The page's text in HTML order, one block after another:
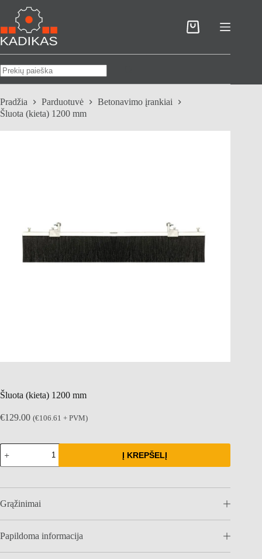
content
Pirkinių
results
Pradžia Parduotuvė
Betonavimo įrankiai
Šluota (kieta) 1200 mm
Šluota (kieta) 1200 mm
€129.00 (€106.61 + PVM)
produkto
kiekis:
Šluota
1200
Į KREPŠELĮ
Grąžinimai
Papildoma informacija